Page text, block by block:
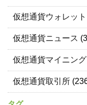
仮想通貨ウォレッ
仮想通貨ニュース
仮想通貨マイニング
仮想通貨取引所